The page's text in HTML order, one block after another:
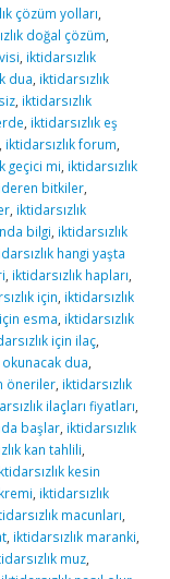
çözüm yolları,
doğal çözüm,
, iktidarsızlık
dua, iktidarsızlık
, iktidarsızlık
, iktidarsızlık eş
, iktidarsızlık forum,
geçici mi, iktidarsızlık
bitkiler,
, iktidarsızlık
bilgi, iktidarsızlık
hangi yaşta
, iktidarsızlık hapları,
için, iktidarsızlık
esma, iktidarsızlık
için ilaç,
okunacak dua,
öneriler, iktidarsızlık
ilaçları fiyatları,
başlar, iktidarsızlık
kan tahlili,
kesin
, iktidarsızlık
macunları,
, iktidarsızlık maranki,
muz,